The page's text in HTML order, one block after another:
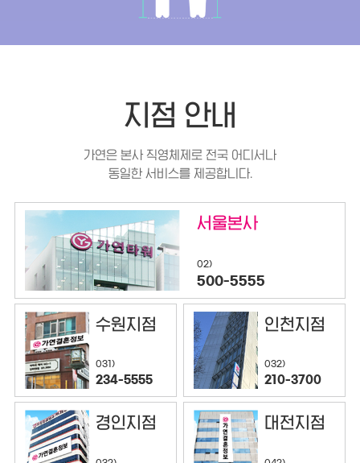
지점 안내
가연은 본사 직영체제로 전국 어디서나
동일한 서비스를 제공합니다.
서울본사
02)
500-5555
수원지점
031)
234-5555
인천지점
032)
210-3700
경인지점 대전지점